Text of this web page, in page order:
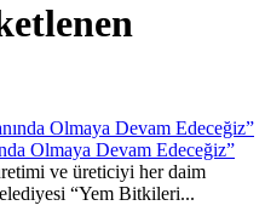
Olmaya Devam Edeceğiz”
ve üreticiyi her daim
“Yem Bitkileri...